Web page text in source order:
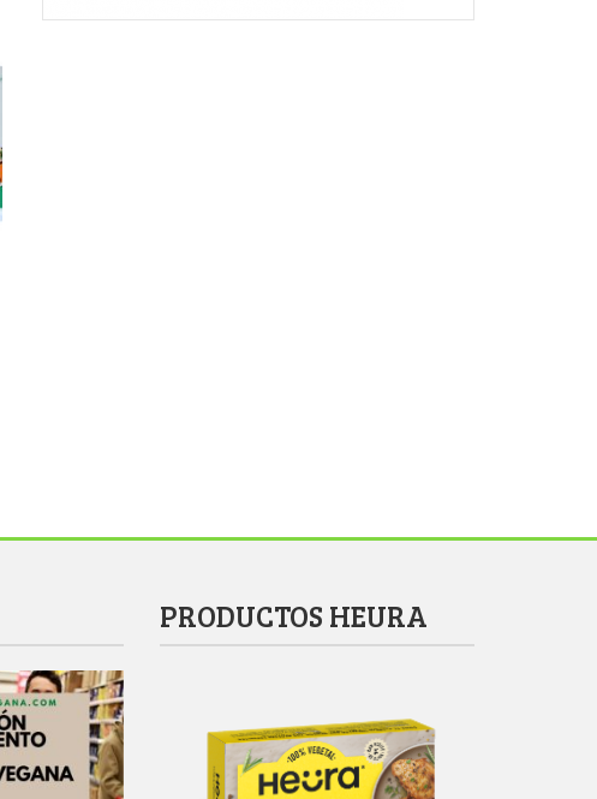
PRODUCTOS HEURA